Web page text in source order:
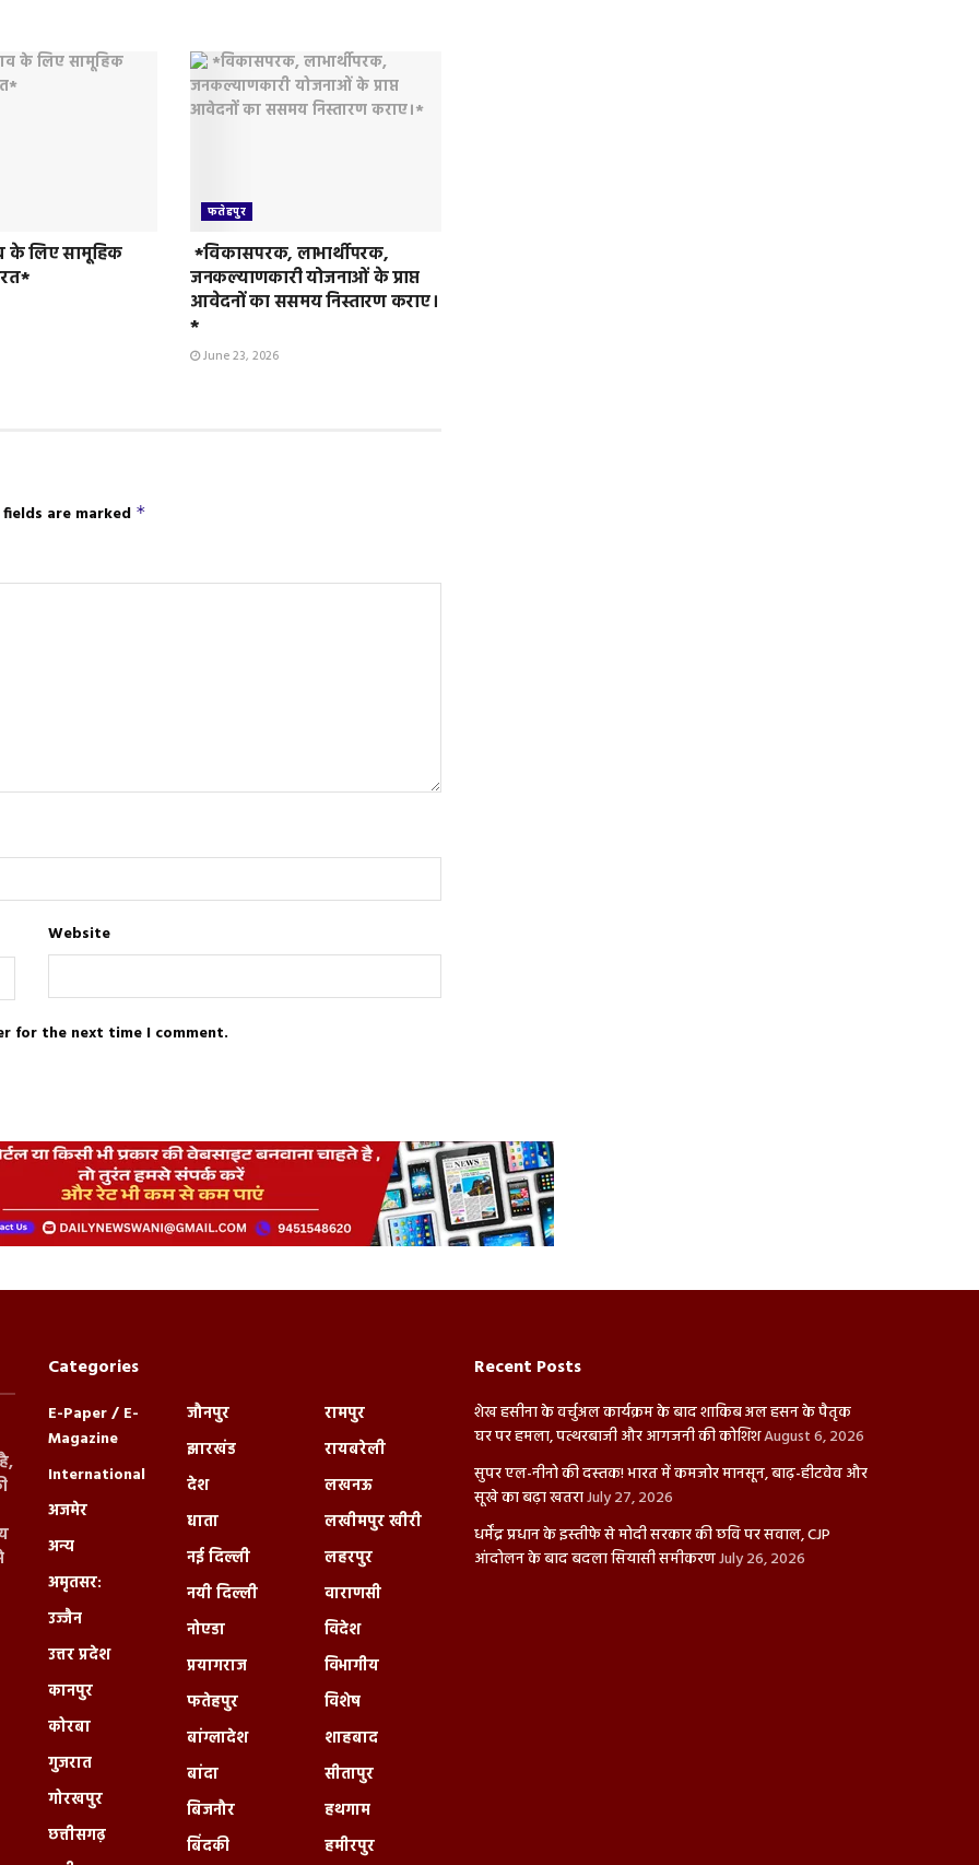
के लिए सामूहिक
फतेहपुर
*विकासपरक, लाभार्थीपरक,
जनकल्याणकारी योजनाओं के प्राप्त
आवेदनों का ससमय निस्तारण कराए।
*
June 23, 2026
are marked *
Website
for the next time I comment.
Categories
E-Paper / E-
Magazine
International
अजमेर
अन्य
अमृतसर:
उज्जैन
उत्तर प्रदेश
कानपुर
कोरबा
गुजरात
गोरखपुर
छत्तीसगढ़
जौनपुर
झारखंड
देश
धाता
नई दिल्ली
नयी दिल्ली
नोएडा
प्रयागराज
फतेहपुर
बांग्लादेश
बांदा
बिजनौर
बिंदकी
रामपुर
रायबरेली
लखनऊ
लखीमपुर खीरी
लहरपुर
वाराणसी
विदेश
विभागीय
विशेष
शाहबाद
सीतापुर
हथगाम
हमीरपुर
Recent Posts
शेख हसीना के वर्चुअल कार्यक्रम के बाद शाकिब अल हसन के पैतृक
घर पर हमला, पत्थरबाजी और आगजनी की कोशिशAugust 6, 2026
सुपर एल-नीनो की दस्तक! भारत में कमजोर मानसून, बाढ़-हीटवेव और
सूखे का बढ़ा खतराJuly 27, 2026
धर्मेंद्र प्रधान के इस्तीफे से मोदी सरकार की छवि पर सवाल, CJP
आंदोलन के बाद बदला सियासी समीकरणJuly 26, 2026